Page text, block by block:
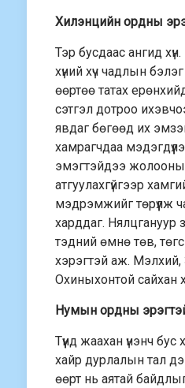
Хилэнцийн ордны
Тэр бусдаас ангид
хүний хүч чадлын
өөртөө татах
сэтгэл дотроо
явдаг бөгөөд их
хамрагчдаа
эмэгтэйдээ
атгуулахгүйгээр
мэдрэмжийг төрүүлж
харддаг. Нялцгануур
тэдний өмнө төв,
хэрэгтэй аж. Мэлхий,
Охиныхонтой сайхан
Нумын ордны
Түүнд жаахан үнэнч
хайр дурлалын тал
өөрт нь аятай